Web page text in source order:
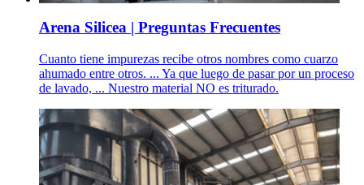
Arena Silicea | Preguntas Frecuentes
Cuanto tiene impurezas recibe otros nombres como cuarzo
ahumado entre otros. ... Ya que luego de pasar por un proceso
de lavado, ... Nuestro material NO es triturado.